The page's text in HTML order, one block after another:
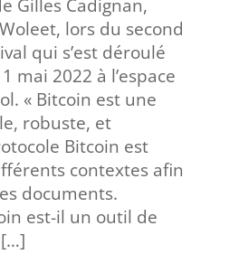
Gilles Cadignan,
lors du second
qui s’est déroulé
mai 2022 à l’espace
« Bitcoin est une
robuste, et
Bitcoin est
contextes afin
documents.
est-il un outil de